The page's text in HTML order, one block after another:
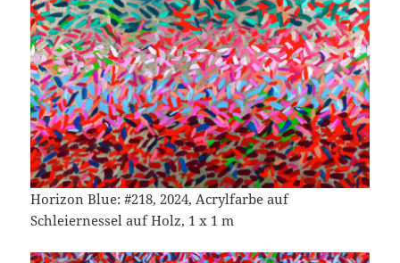
Horizon Blue: #218, 2024, Acrylfarbe auf
Schleiernessel auf Holz, 1 x 1 m